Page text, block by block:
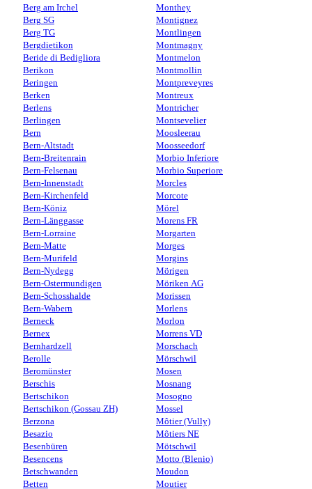
Berg am Irchel
Berg SG
Berg TG
Bergdietikon
Beride di Bedigliora
Berikon
Beringen
Berken
Berlens
Berlingen
Bern
Bern-Altstadt
Bern-Breitenrain
Bern-Felsenau
Bern-Innenstadt
Bern-Kirchenfeld
Bern-Köniz
Bern-Länggasse
Bern-Lorraine
Bern-Matte
Bern-Murifeld
Bern-Nydegg
Bern-Ostermundigen
Bern-Schosshalde
Bern-Wabern
Berneck
Bernex
Bernhardzell
Berolle
Beromünster
Berschis
Bertschikon
Bertschikon (Gossau ZH)
Berzona
Besazio
Besenbüren
Besencens
Betschwanden
Betten
Monthey
Montignez
Montlingen
Montmagny
Montmelon
Montmollin
Montpreveyres
Montreux
Montricher
Montsevelier
Moosleerau
Moosseedorf
Morbio Inferiore
Morbio Superiore
Morcles
Morcote
Mörel
Morens FR
Morgarten
Morges
Morgins
Mörigen
Möriken AG
Morissen
Morlens
Morlon
Morrens VD
Morschach
Mörschwil
Mosen
Mosnang
Mosogno
Mossel
Môtier (Vully)
Môtiers NE
Mötschwil
Motto (Blenio)
Moudon
Moutier